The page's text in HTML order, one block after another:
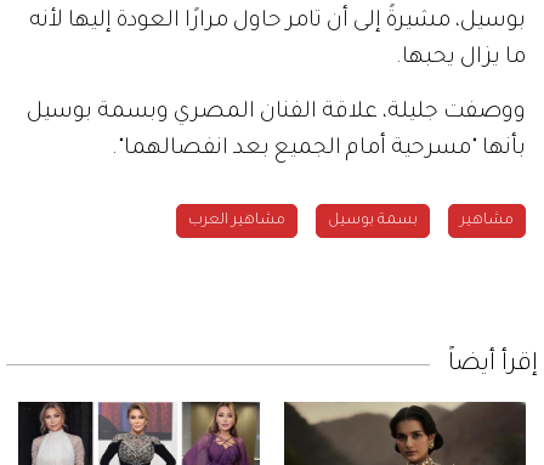
بوسيل، مشيرةً إلى أن تامر حاول مرارًا العودة إليها لأنه
ما يزال يحبها.
ووصفت جليلة، علاقة الفنان المصري وبسمة بوسيل
بأنها "مسرحية أمام الجميع بعد انفصالهما".
مشاهير بسمة بوسيل مشاهير العرب
إقرأ أيضاً